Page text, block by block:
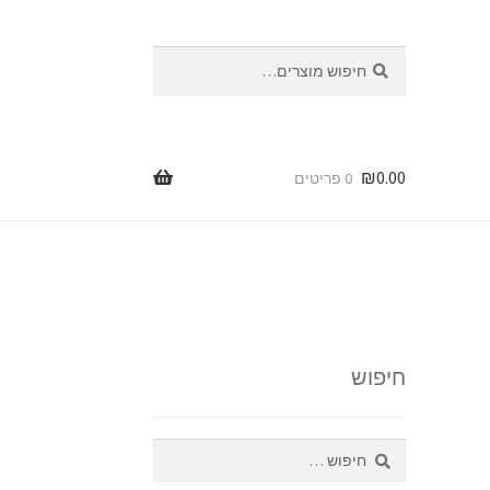
עבור:
₪0.00 0 פריטים
חיפוש
חיפוש: